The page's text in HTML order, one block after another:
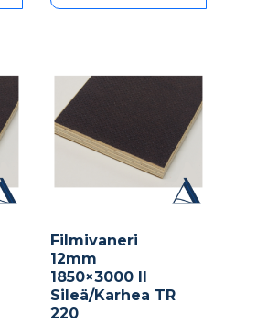
Filmivaneri
12mm
1850×3000 II
Sileä/Karhea TR
220